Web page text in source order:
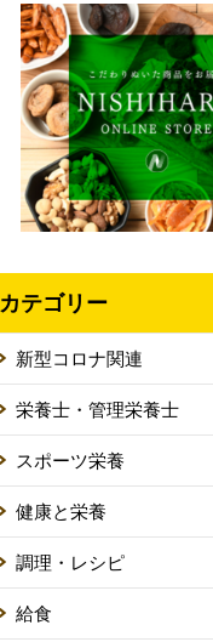
カテゴリー
新型コロナ関連
栄養士・管理栄養士
スポーツ栄養
健康と栄養
調理・レシピ
給食